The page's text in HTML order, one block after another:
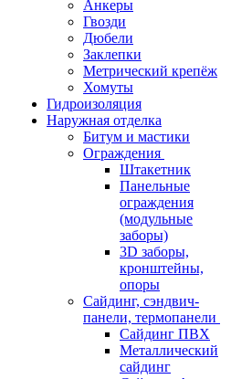
Анкеры
Гвозди
Дюбели
Заклепки
Метрический крепёж
Хомуты
Гидроизоляция
Наружная отделка
Битум и мастики
Ограждения
Штакетник
Панельные
ограждения
(модульные
заборы)
3D заборы,
кронштейны,
опоры
Cайдинг, сэндвич-
панели, термопанели
Сайдинг ПВХ
Металлический
сайдинг